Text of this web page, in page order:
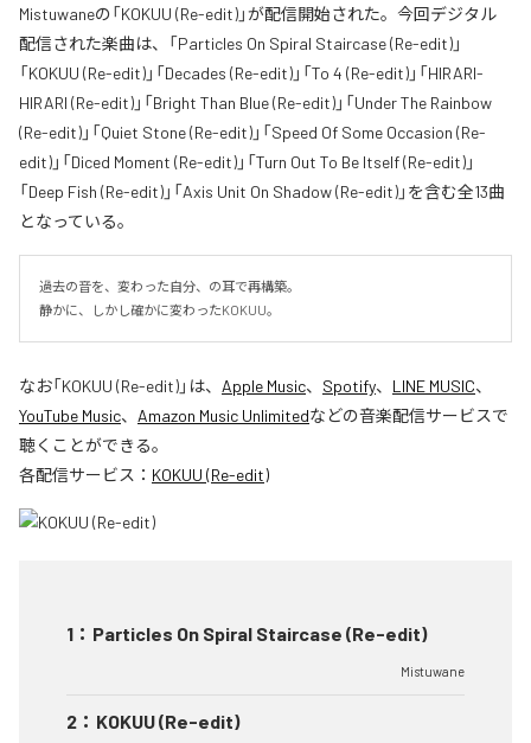
Mistuwaneの「KOKUU (Re-edit)」が配信開始された。今回デジタル
配信された楽曲は、「Particles On Spiral Staircase (Re-edit)」
「KOKUU (Re-edit)」「Decades (Re-edit)」「To 4 (Re-edit)」「HIRARI-
HIRARI (Re-edit)」「Bright Than Blue (Re-edit)」「Under The Rainbow
(Re-edit)」「Quiet Stone (Re-edit)」「Speed Of Some Occasion (Re-
edit)」「Diced Moment (Re-edit)」「Turn Out To Be Itself (Re-edit)」
「Deep Fish (Re-edit)」「Axis Unit On Shadow (Re-edit)」を含む全13曲
となっている。
過去の音を、変わった自分、の耳で再構築。
静かに、しかし確かに変わったKOKUU。
なお「KOKUU (Re-edit)」は、 Apple Music、 Spotify、 LINE MUSIC、
YouTube Music、 Amazon Music Unlimitedなどの音楽配信サービスで
聴くことができる。
各配信サービス： KOKUU (Re-edit)
1 ： Particles On Spiral Staircase (Re-edit)
Mistuwane
2 ： KOKUU (Re-edit)